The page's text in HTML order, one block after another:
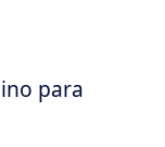
para